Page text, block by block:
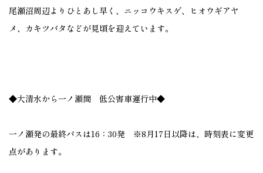
尾瀬沼周辺よりひとあし早く、ニッコウキスゲ、ヒオウギアヤ
メ、カキツバタなどが見頃を迎えています。
◆大清水から一ノ瀬間 低公害車運行中◆
一ノ瀬発の最終バスは16：30発 ※8月17日以降は、時刻表に変更
点があります。